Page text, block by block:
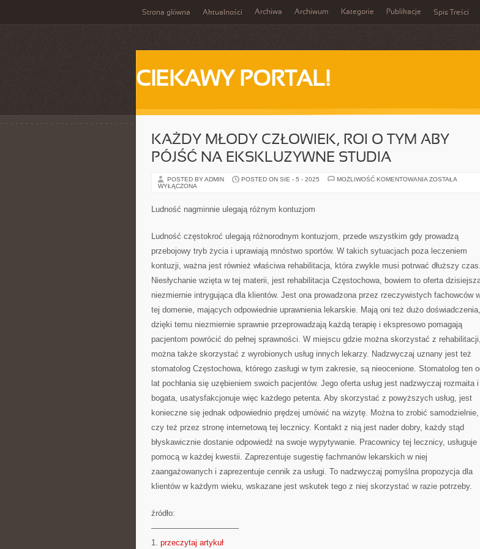
Strona główna Aktualności Archiwa Archiwum Kategorie Publikacje Spis Treści
CIEKAWY PORTAL!
KAŻDY MŁODY CZŁOWIEK, ROI O TYM ABY
PÓJŚĆ NA EKSKLUZYWNE STUDIA
POSTED BY ADMIN POSTED ON SIE - 5 - 2025 MOŻLIWOŚĆ KOMENTOWANIA KAŻDY
EKSKLUZYWNE
ZOSTAŁA
WYŁĄCZONA
Ludność nagminnie ulegają różnym kontuzjom
Ludność częstokroć ulegają różnorodnym kontuzjom, przede wszystkim gdy prowadzą
przebojowy tryb życia i uprawiają mnóstwo sportów. W takich sytuacjach poza leczeniem
kontuzji, ważna jest również właściwa rehabilitacja, która zwykle musi potrwać dłuższy czas.
Niesłychanie wzięta w tej materii, jest rehabilitacja Częstochowa, bowiem to oferta
niezmiernie intrygująca dla klientów. Jest ona prowadzona przez rzeczywistych fachowców
tej domenie, mających odpowiednie uprawnienia lekarskie. Mają oni też dużo doświadczenia,
dzięki temu niezmiernie sprawnie przeprowadzają każdą terapię i ekspresowo pomagają
pacjentom powrócić do pełnej sprawności. W miejscu gdzie można skorzystać z rehabilitacji,
można także skorzystać z wyrobionych usług innych lekarzy. Nadzwyczaj uznany jest też
stomatolog Częstochowa, którego zasługi w tym zakresie, są nieocenione. Stomatolog ten
lat pochłania się uzębieniem swoich pacjentów. Jego oferta usług jest nadzwyczaj rozmaita i
bogata, usatysfakcjonuje więc każdego petenta. Aby skorzystać z powyższych usług, jest
konieczne się jednak odpowiednio prędzej umówić na wizytę. Można to zrobić samodzielnie,
czy też przez stronę internetową tej lecznicy. Kontakt z nią jest nader dobry, każdy stąd
błyskawicznie dostanie odpowiedź na swoje wypytywanie. Pracownicy tej lecznicy, usługuje
pomocą w każdej kwestii. Zaprezentuje sugestię fachmanów lekarskich w niej
zaangażowanych i zaprezentuje cennik za usługi. To nadzwyczaj pomyślna propozycja dla
klientów w każdym wieku, wskazane jest wskutek tego z niej skorzystać w razie potrzeby.
źródło:
———————————
1. przeczytaj artykuł